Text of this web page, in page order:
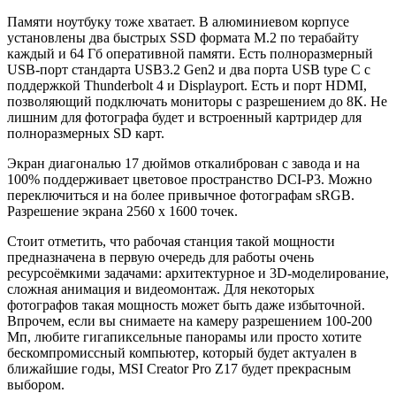
Памяти ноутбуку тоже хватает. В алюминиевом корпусе
установлены два быстрых SSD формата M.2 по терабайту
каждый и 64 Гб оперативной памяти. Есть полноразмерный
USB-порт стандарта USB3.2 Gen2 и два порта USB type C c
поддержкой Thunderbolt 4 и Displayport. Есть и порт HDMI,
позволяющий подключать мониторы с разрешением до 8К. Не
лишним для фотографа будет и встроенный картридер для
полноразмерных SD карт.
Экран диагональю 17 дюймов откалиброван с завода и на
100% поддерживает цветовое пространство DCI-P3. Можно
переключиться и на более привычное фотографам sRGB.
Разрешение экрана 2560 x 1600 точек.
Стоит отметить, что рабочая станция такой мощности
предназначена в первую очередь для работы очень
ресурсоёмкими задачами: архитектурное и 3D-моделирование,
сложная анимация и видеомонтаж. Для некоторых
фотографов такая мощность может быть даже избыточной.
Впрочем, если вы снимаете на камеру разрешением 100-200
Мп, любите гигапиксельные панорамы или просто хотите
бескомпромиссный компьютер, который будет актуален в
ближайшие годы, MSI Creator Pro Z17 будет прекрасным
выбором.